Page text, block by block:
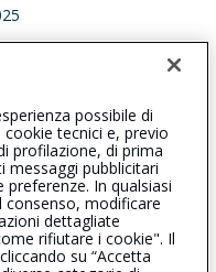
possibile di
tecnici e, previo
profilazione, di prima
messaggi pubblicitari
In qualsiasi
modificare
dettagliate
rifiutare i cookie". Il
su “Accetta